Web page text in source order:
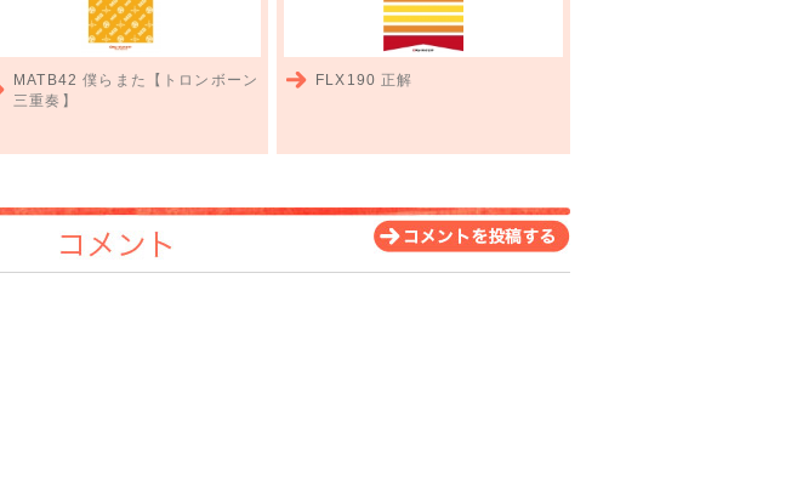
MATB42僕らまた【トロンボーン
三重奏】
FLX190 正解
コメント